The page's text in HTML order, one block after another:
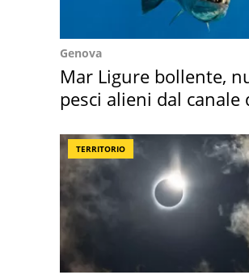
Genova
Mar Ligure bollente,
pesci alieni dal canale
TERRITORIO